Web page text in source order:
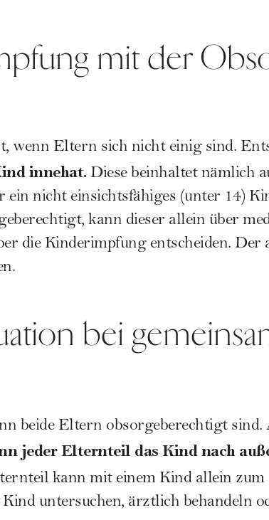
mit der
wenn Eltern sich nicht einig sind.
innehat.Diese beinhaltet nämlich
nicht einsichtsfähiges (unter 14)
kann dieser allein über
die Kinderimpfung entscheiden.
bei
beide Eltern obsorgeberechtigt sind.
jeder Elternteil das Kind nach
kann mit einem Kind allein
untersuchen, ärztlich behandeln